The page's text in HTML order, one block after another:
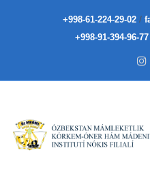
+998-61-224-29-02/
+998-91-394-96-77